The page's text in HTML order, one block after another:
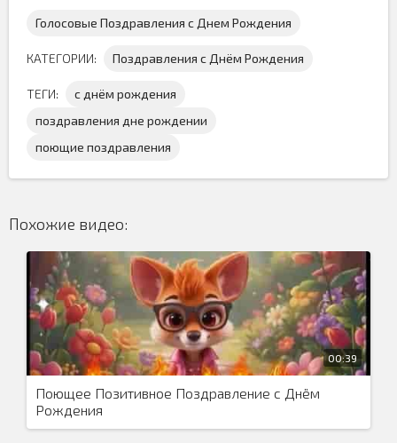
Красивое поздравление с песней
скачать бесплатнои порадовать именинников этим
Голосовые Поздравления с Днем Рождения
КАТЕГОРИИ: Поздравления с Днём Рождения
ТЕГИ:
с днём рождения
поздравления дне рождении
поющие поздравления
Похожие видео:
00:39
Поющее Позитивное Поздравление с Днём
Рождения